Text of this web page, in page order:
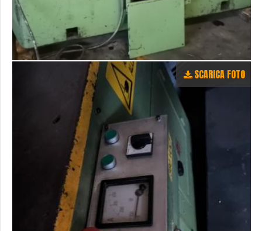
SCARICA FOTO